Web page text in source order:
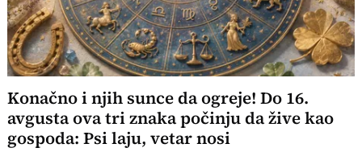
Konačno i njih sunce da ogreje! Do 16.
avgusta ova tri znaka počinju da žive kao
gospoda: Psi laju, vetar nosi